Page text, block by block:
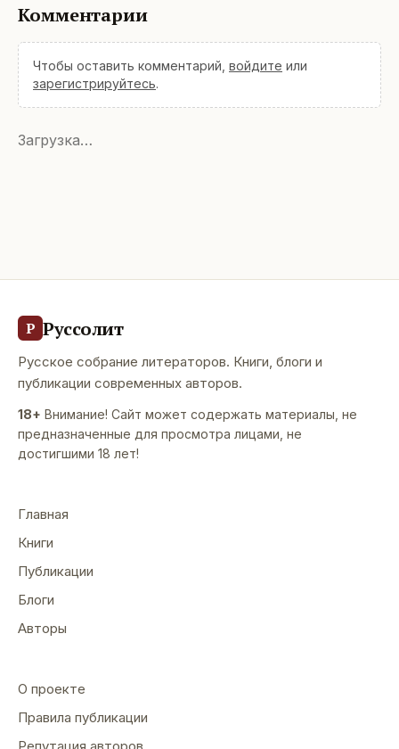
Комментарии
Чтобы оставить комментарий, войдите или
зарегистрируйтесь.
Загрузка…
Р Руссолит
Русское собрание литераторов. Книги, блоги и
публикации современных авторов.
18+ Внимание! Сайт может содержать материалы, не
предназначенные для просмотра лицами, не
достигшими 18 лет!
Главная
Книги
Публикации
Блоги
Авторы
О проекте
Правила публикации